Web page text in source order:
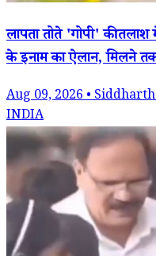
लापता तोते 'गोपी' की तलाश
के इनाम का ऐलान, मिलने
Aug 09, 2026 •
INDIA